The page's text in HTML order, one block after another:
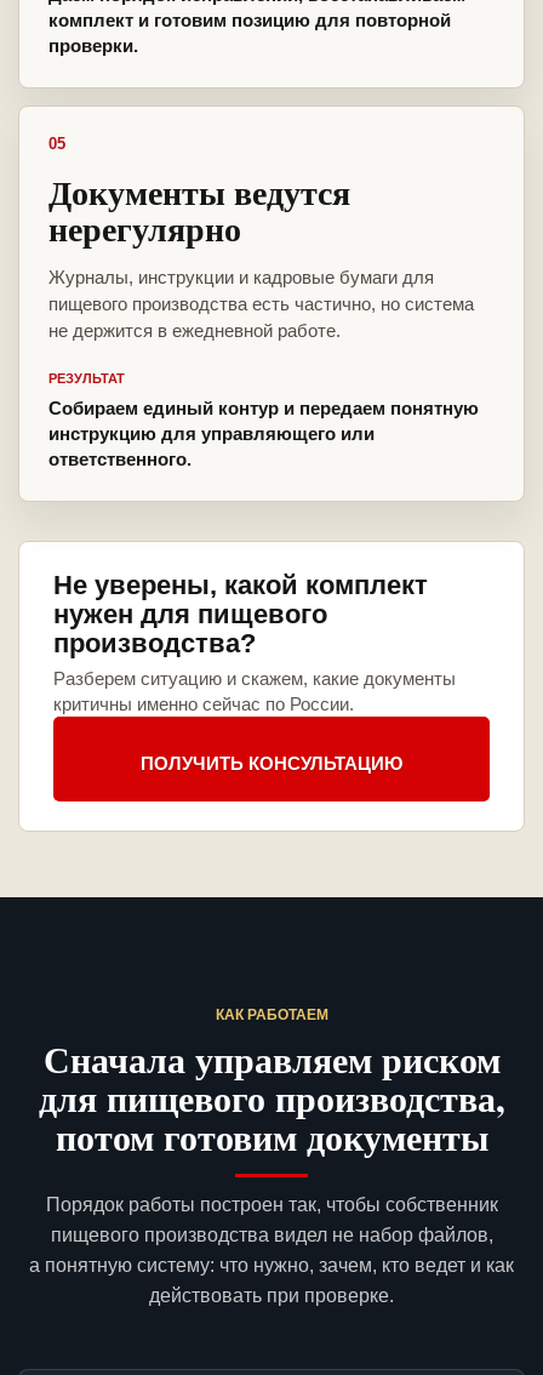
комплект и готовим позицию для повторной
проверки.
05
Документы ведутся
нерегулярно
Журналы, инструкции и кадровые бумаги для
пищевого производства есть частично, но система
не держится в ежедневной работе.
РЕЗУЛЬТАТ
Собираем единый контур и передаем понятную
инструкцию для управляющего или
ответственного.
Не уверены, какой комплект
нужен для пищевого
производства?
Разберем ситуацию и скажем, какие документы
критичны именно сейчас по России.
ПОЛУЧИТЬ КОНСУЛЬТАЦИЮ
КАК РАБОТАЕМ
Сначала управляем риском
для пищевого производства,
потом готовим документы
Порядок работы построен так, чтобы собственник
пищевого производства видел не набор файлов,
а понятную систему: что нужно, зачем, кто ведет и как
действовать при проверке.